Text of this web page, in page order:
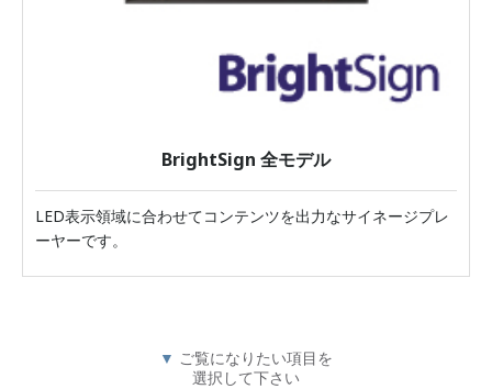
BrightSign 全モデル
LED表示領域に合わせてコンテンツを出力なサイネージプレ
ーヤーです。
▼ ご覧になりたい項目を
選択して下さい